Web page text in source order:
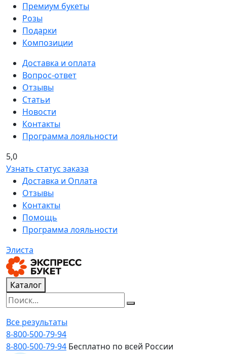
Премиум букеты
Розы
Подарки
Композиции
Доставка и оплата
Вопрос-ответ
Отзывы
Статьи
Новости
Контакты
Программа лояльности
5,0
Узнать статус заказа
Доставка и Оплата
Отзывы
Контакты
Помощь
Программа лояльности
Элиста
Каталог
Все результаты
8-800-500-79-94
8-800-500-79-94 Бесплатно по всей России